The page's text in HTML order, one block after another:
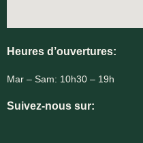
Heures d’ouvertures:
Mar – Sam: 10h30 – 19h
Suivez-nous sur: